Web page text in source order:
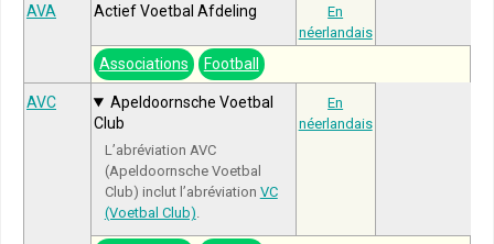
AVA Actief Voetbal Afdeling
En
néerlandais
Associations Football
AVC
Apeldoornsche Voetbal
Club
L’abréviation AVC
(Apeldoornsche Voetbal
Club) inclut l’abréviation VC
(Voetbal Club)
En
néerlandais